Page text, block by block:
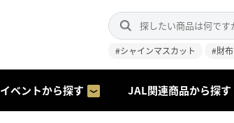
#シャインマスカット #財布
イベントから探す JAL関連商品から探す